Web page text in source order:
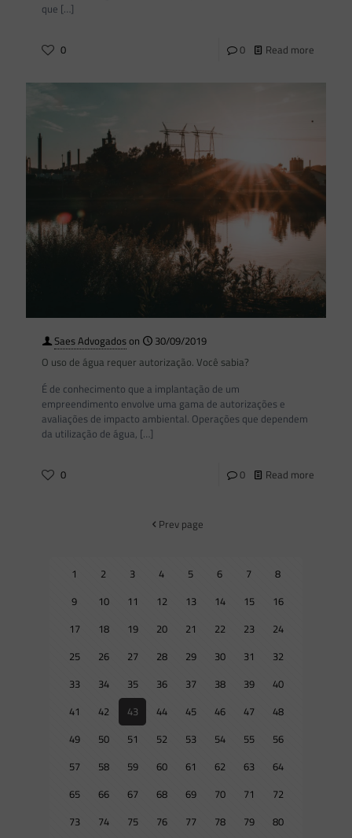
que […]
0 0 Read more
Saes Advogadoson
30/09/2019
O uso de água requer autorização. Você sabia?
É de conhecimento que a implantação de um
empreendimento envolve uma gama de autorizações e
avaliações de impacto ambiental. Operações que dependem
da utilização de água, […]
0 0 Read more
Prev page
1 2 3 4 5 6 7
8
9
10 11 12 13 14 15
16
17
18 19 20 21 22 23
24
25
26 27 28 29 30 31
32
33
34 35 36 37 38 39
40
41
42 43 44 45 46 47
48
49
50 51 52 53 54 55
56
57
58 59 60 61 62 63
64
65
66 67 68 69 70 71
72
73
74 75 76 77 78 79
80